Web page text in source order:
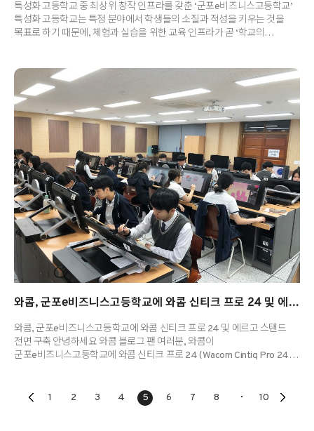
특성화 고등학교 중 최상위 창작 인프라를 갖춘 ‘군포e비즈니스고등학교’
특성화 고등학교는 특정 분야에서 학생들의 소질과 적성을 키우는 것을
목표로 하기 때문에, 체험과 실습을 위한 교육 인프라가 곧 ‘학교의
특히 특성화고에서 교육되는 전공 중에서 창작분야는 실제 디지털
드로잉을 경험하거나 실습할 수 있는 환경이 어떻게 갖춰져 있느냐가
중요한데, 최근 창작분야를 공부하고 싶어하는 학생들 사이에서 신흥
강자로 떠오르는 학교가 있어 주목되고 있습니다. 군포시 유일의 상업계열
특성화 고등학교인 군포e비즈니스고등학교는 그래픽디자인 전공에서
시각디자인, 애니메이션, 게임그래..
와콤, 군포e비즈니스고등학교에 와콤 신티크 프로 24 및 에르고 스탠드 전면 구축
와콤, 군포e비즈니스고등학교에 와콤 신티크 프로 24 및 에르고 스탠드
전면 구축 안녕하세요 와콤 블로그 팬 여러분, 와콤이
군포e비즈니스고등학교에 와콤 신티크 프로 24 (Wacom Cintiq Pro 24)
영상 그래픽 디자이너, VMD, 일러스트레이터, 웹툰 제작자 등 디지털
환경에 적합한 실무형 인재 양성을 목표로 하고 있는데요. 현업 전문가
1 2 3 4 5 6 7 8 10